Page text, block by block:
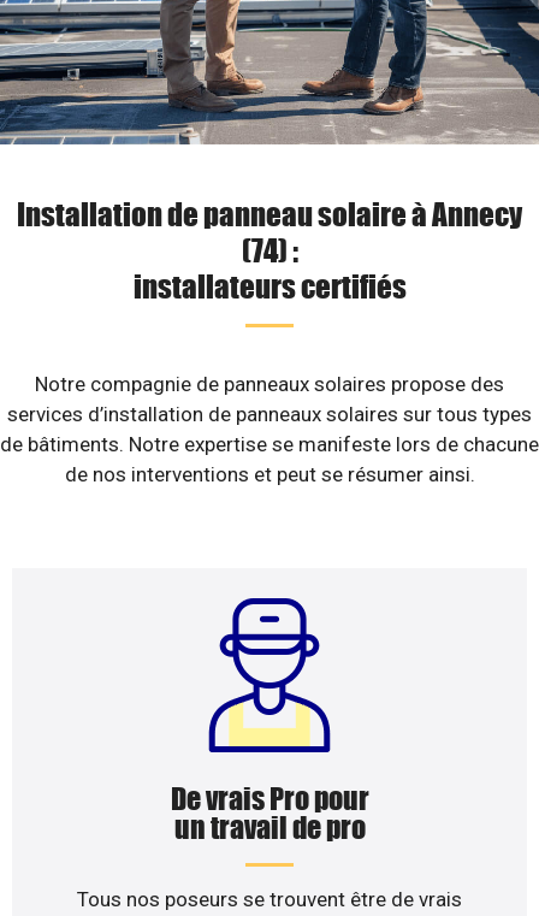
Installation de panneau solaire à Annecy
(74) :
installateurs certifiés
Notre compagnie de panneaux solaires propose des
services d’installation de panneaux solaires sur tous types
de bâtiments. Notre expertise se manifeste lors de chacune
de nos interventions et peut se résumer ainsi.
De vrais Pro pour
un travail de pro
Tous nos poseurs se trouvent être de vrais